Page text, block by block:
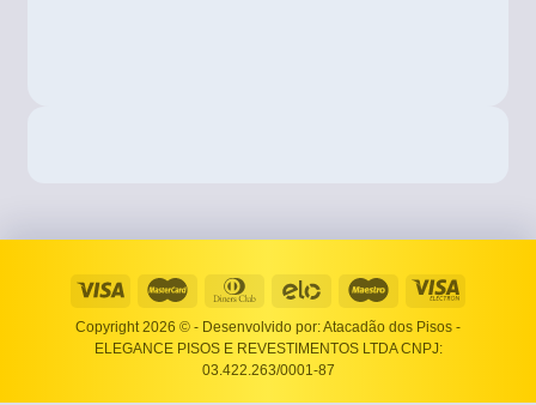
Copyright 2026 © - Desenvolvido por: Atacadão dos Pisos -
ELEGANCE PISOS E REVESTIMENTOS LTDA CNPJ:
03.422.263/0001-87